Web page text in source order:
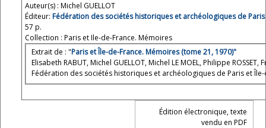
Auteur(s) : Michel GUELLOT
Éditeur: Fédération des sociétés historiques et archéologiques de
57 p.
Collection : Paris et Ile-de-France. Mémoires
Extrait de : "Paris et Île-de-France. Mémoires (tome 21, 1970)"
Elisabeth RABUT, Michel GUELLOT, Michel LE MOEL, Philippe ROSSET,
Fédération des sociétés historiques et archéologiques de Paris et Île-
Édition électronique, texte
vendu en PDF